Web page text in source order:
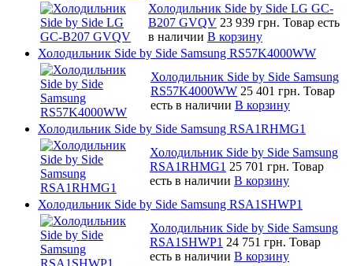
Холодильник Side by Side LG GC-
B207 GVQV 23 939 грн. Товар есть
в наличии В корзину
Холодильник Side by Side Samsung RS57K4000WW
Холодильник Side by Side Samsung
RS57K4000WW 25 401 грн. Товар
есть в наличии В корзину
Холодильник Side by Side Samsung RSA1RHMG1
Холодильник Side by Side Samsung
RSA1RHMG1 25 701 грн. Товар
есть в наличии В корзину
Холодильник Side by Side Samsung RSA1SHWP1
Холодильник Side by Side Samsung
RSA1SHWP1 24 751 грн. Товар
есть в наличии В корзину